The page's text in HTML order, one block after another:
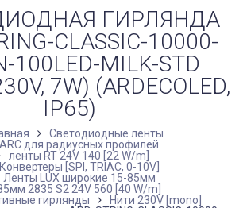
ГИРЛЯНДА
CLASSIC-10000-
100LED-MILK-STD
7W) (ARDECOLED,
IP65)
Светодиодные ленты
ARC для радиусных профилей
ленты RT 24V 140 [22 W/m]
Конвертеры [SPI, TRIAC, 0-10V]
Ленты LUX широкие 15-85мм
2835 S2 24V 560 [40 W/m]
гирлянды
Нити 230V [mono]